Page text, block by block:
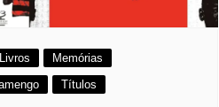
Livros
Memórias
Títulos